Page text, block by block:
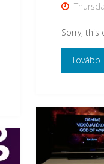
Sorry, this
Tovább"